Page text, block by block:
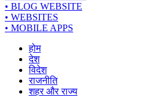
• BLOG WEBSITE
• WEBSITES
• MOBILE APPS
होम
देश
विदेश
राजनीति
शहर और राज्य